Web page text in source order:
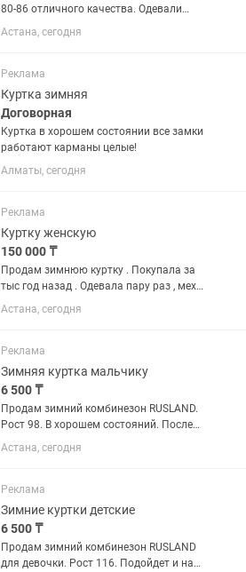
80-86 отличного качества. Одевали
только 1 сезон, 4 месяца. Совершенно
как новый.
Астана, сегодня
Реклама
Куртка зимняя
Договорная
Куртка в хорошем состоянии все замки
работают карманы целые!
Алматы, сегодня
Реклама
Куртку женскую
150 000 ₸
Продам зимнюю куртку . Покупала за
тыс год назад . Одевала пару раз , мех
настоящий
Астана, сегодня
Реклама
Зимняя куртка мальчику
6 500 ₸
Продам зимний комбинезон RUSLAND.
Рост 98. В хорошем состояний. После
химчистки. Есть мех для капюшона.
Если нужно рукава и штанишки можно
Астана, сегодня
Реклама
Зимние куртки детские
6 500 ₸
Продам зимний комбинезон RUSLAND
для девочки. Рост 116. Подойдет и на